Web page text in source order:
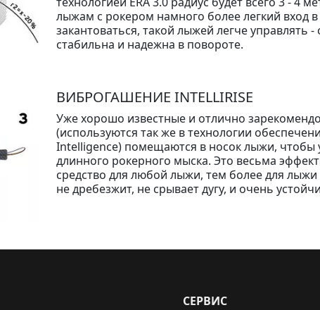
лыжам с рокером намного более легкий вход
закантоваться, такой лыжей легче управлять
стабильна и надежна в повороте.
ВИБРОГАШЕНИЕ INTELLIRISE
Уже хорошо известные и отлично
(используются так же в технологии
Intelligence) помещаются в носок лыжи, чтобы
длинного рокерного мыска. Это весьма
средство для любой лыжи, тем более для
не дребезжит, не срывает дугу, и очень
СЕРВИС